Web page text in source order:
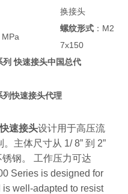
换接头
螺纹形式：M2
7x150
快速接头中国总代
快速接头代理
速接头设计用于高压流
主体尺寸从 1/ 8” 到 2”
锈钢。 工作压力可达
Series is designed for
well-adapted to resist